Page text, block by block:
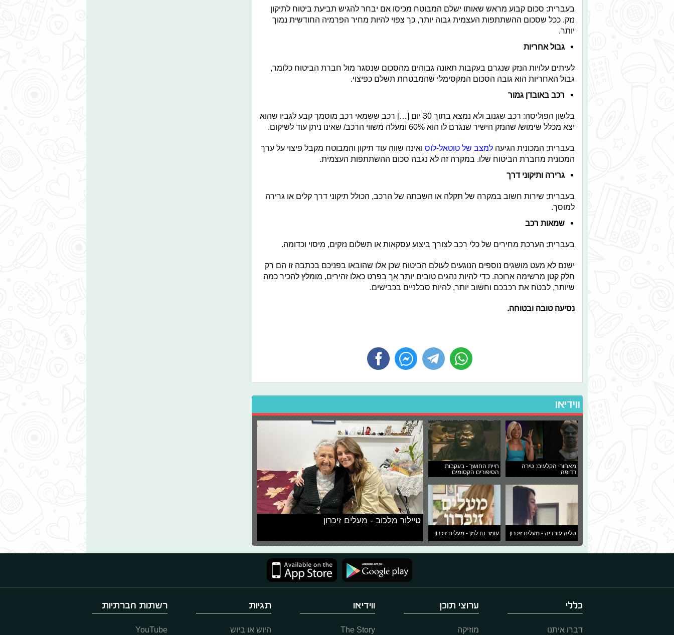
בעברית: סכום קבוע מראש שאותו ישלם המבוטח מכיסו אם יבחר להגיש תביעת ביטוח לתיקון
נזק. ככל שסכום ההשתתפות העצמית גבוה יותר, כך צפוי להיות מחיר הפרמיה החודשית נמוך
יותר.
לעיתים עלויות הנזק שנגרם בעקבות תאונה גבוהים מהסכום שנסגר מול חברת הביטוח כלומר,
גבול האחריות הוא גובה הסכום המקסימלי שהמבטחת תשלם כפיצוי.
רכב באובדן גמור
בלשון הפוליסה: רכב שגנוב ולא נמצא בתוך 30 יום […] רכב ששמאי רכב מוסמך קבע לגביו שהוא
יצא מכלל שימוש/ שהנזק הישיר שנגרם לו הוא 60% ומעלה משווי הרכב/ שאינו ניתן עוד לשיקום.
בעברית: המכונית הגיעה למצב של טוטאל-לוס ואינה שווה עוד תיקון והמבוטח מקבל פיצוי על ערך
המכונית מחברת הביטוח שלו. במקרה זה לא נגבה סכום ההשתתפות העצמית.
גרירה ותיקוני דרך
בעברית: שירות חשוב במקרה של תקלה או השבתה של הרכב, הכולל תיקוני דרך קלים או גרירה
למוסך.
שמאות רכב
בעברית: הערכת מחירים של כלי רכב לצורך ביצוע עסקאות או תשלום נזקים, מיסוי וכדומה.
ישנם לא מעט מושגים נוספים הנוגעים לעולם הביטוח שכן אלו שהובאו בפניכם בכתבה זו הם רק
חלק קטן מרשימה ארוכה. כדי להיות נהגים טובים יותר אך בפרט כאלו זהירים, מומלץ להכיר כמה
שיותר, לבטח את רכבכם וחשוב יותר, להיות סבלניים בכבישים.
נסיעה טובה ובטוחה.
ווידיאו
מאחורי הקלעים: טירה
רדופה
חיית החושך - בעקבות
הסיפורים הקסומים
טליה עובדיה - מעלים זיכרון עומר נודלמן - מעלים זיכרון
טיילור מלכוב - מעלים זיכרון
כללי
דברו איתנו
ערוצי תוכן
מוזיקה
ווידיאו
The Story
תגיות
היוש או ביוש
רשתות חברתיות
YouTube